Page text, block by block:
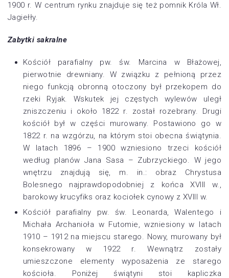
1900 r. W centrum rynku znajduje się też pomnik Króla Wł.
Jagiełły.
Zabytki sakralne
Kościół parafialny pw. św. Marcina w Błażowej,
pierwotnie drewniany. W związku z pełnioną przez
niego funkcją obronną otoczony był przekopem do
rzeki Ryjak. Wskutek jej częstych wylewów uległ
zniszczeniu i około 1822 r. został rozebrany. Drugi
kościół był w części murowany. Postawiono go w
1822 r. na wzgórzu, na którym stoi obecna świątynia.
W latach 1896 – 1900 wzniesiono trzeci kościół
według planów Jana Sasa – Zubrzyckiego. W jego
wnętrzu znajdują się, m. in.: obraz Chrystusa
Bolesnego najprawdopodobniej z końca XVIII w.,
barokowy krucyfiks oraz kociołek cynowy z XVIII w.
Kościół parafialny pw. św. Leonarda, Walentego i
Michała Archanioła w Futomie, wzniesiony w latach
1910 – 1912 na miejscu starego. Nowy, murowany był
konsekrowany w 1922 r. Wewnątrz zostały
umieszczone elementy wyposażenia ze starego
kościoła. Poniżej świątyni stoi kapliczka